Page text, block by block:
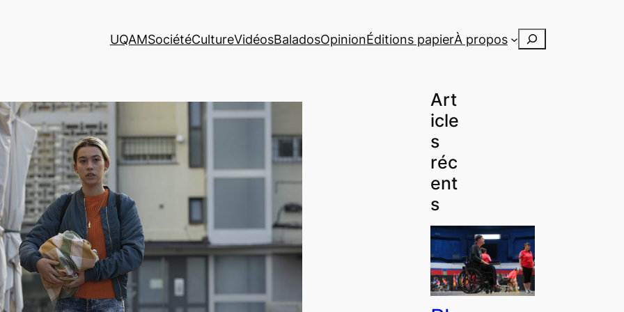
UQAMSociétéCultureVidéosBaladosOpinionÉditions papierÀ propos Rechercher
Art
icle
s
réc
ent
s